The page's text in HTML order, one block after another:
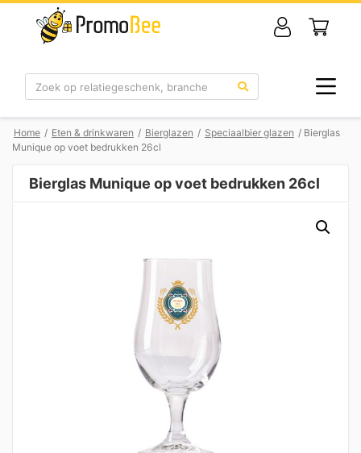
Zoek
Home / Eten & drinkwaren / Bierglazen / Speciaalbier glazen / Bierglas
Munique op voet bedrukken 26cl
Bierglas Munique op voet bedrukken 26cl